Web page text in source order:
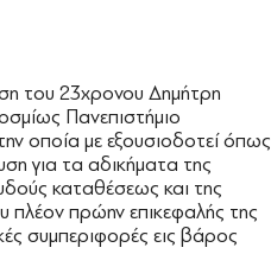
του 23χρονου Δημήτρη
Πανεπιστήμιο
οποία με εξουσιοδοτεί όπως
για τα αδικήματα της
καταθέσεως και της
πρώην επικεφαλής της
συμπεριφορές εις βάρος